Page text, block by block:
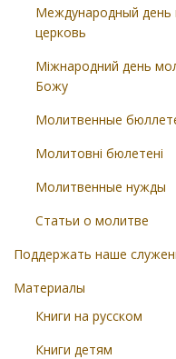
Международный день
церковь
Міжнародний день
Божу
Молитвенные
Молитовні бюлетені
Молитвенные нужды
Статьи о молитве
Поддержать наше
Материалы
Книги на русском
Книги детям